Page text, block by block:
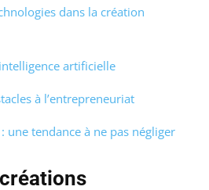
dans la création
artificielle
à l’entrepreneuriat
une tendance à ne pas négliger